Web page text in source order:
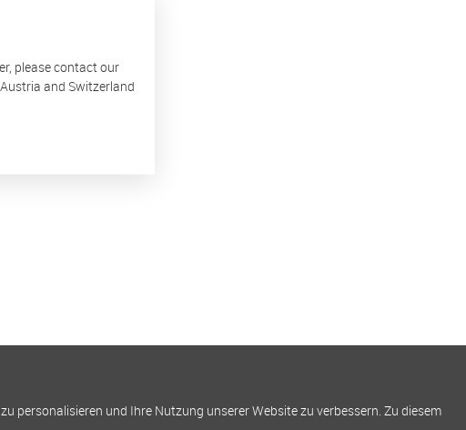
please contact our
and Switzerland
personalisieren und Ihre Nutzung unserer Website zu verbessern. Zu diesem